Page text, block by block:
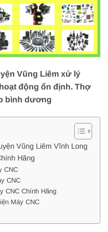
Vũng Liêm xử lý
động ổn định. Thợ
bình dương
Vũng Liêm Vĩnh Long
Hãng
CNC
CNC
CNC Chính Hãng
Máy CNC